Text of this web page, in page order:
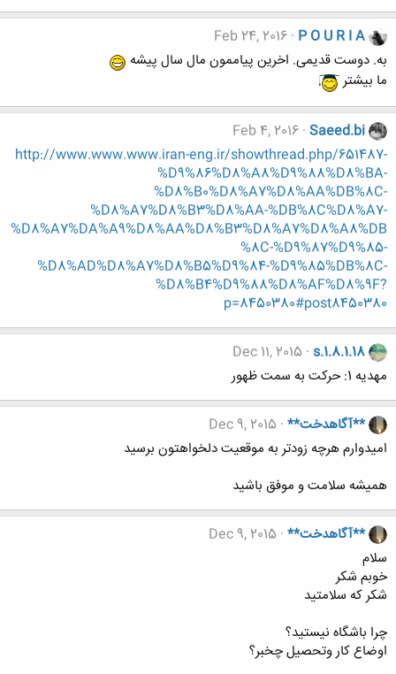
P O U R I A
Feb 24, 2016
به. دوست قدیمی. اخرین پیاممون مال سال پیشه
ما بیشتر
Saeed.bi
Feb 4, 2016
http://www.www.www.iran-eng.ir/showthread.php/651487-
%D9%86%D8%A8%D9%88%D8%BA-
%D8%B0%D8%A7%D8%AA%DB%8C-
%D8%A7%D8%B3%D8%AA-%DB%8C%D8%A7-
%D8%A7%DA%A9%D8%AA%D8%B3%D8%A7%D8%A8%DB
%8C-%D9%87%D9%85-
%D8%AD%D8%A7%D8%B5%D9%84-%D9%85%DB%8C-
%D8%B4%D9%88%D8%AF%D8%9F?
p=8450380#post8450380
s.1.8.1.18
Dec 11, 2015
مهدیه 1: حرکت به سمت ظهور
**آگاهدخت** Dec 9, 2015
امیدوارم هرچه زودتر به موقعیت دلخواهتون برسید
همیشه سلامت و موفق باشید
**آگاهدخت** Dec 9, 2015
سلام
خوبم شکر
شکر که سلامتید
چرا باشگاه نیستید؟
اوضاع کار وتحصیل چخبر؟